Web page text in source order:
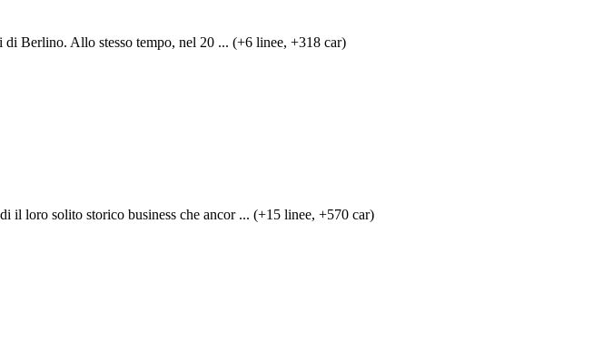
Berlino. Allo stesso tempo, nel 20 ... (+6 linee, +318 car)
loro solito storico business che ancor ... (+15 linee, +570 car)